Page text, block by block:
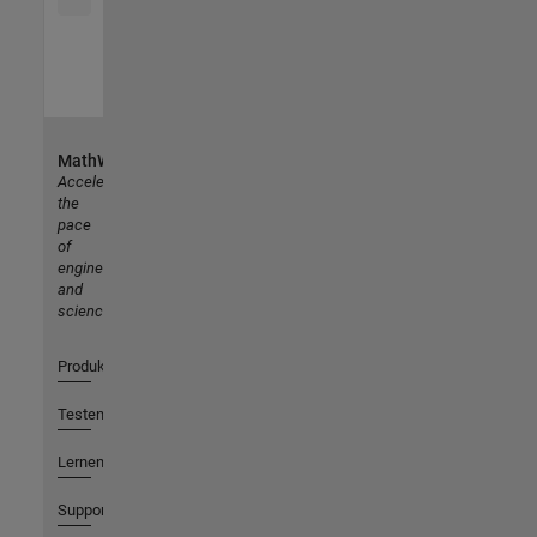
MathWorks
Accelerating
the
pace
of
engineering
and
science
Produkte
Testen oder Kaufen
Lernen
Support